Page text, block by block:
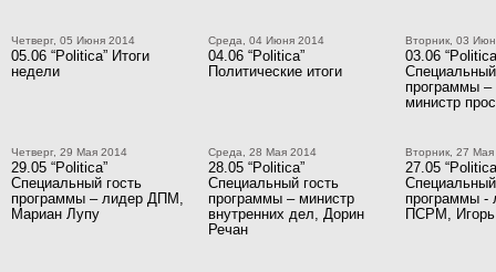
Четверг, 05 Июня 2014
05.06 “Politica” Итоги
недели
Среда, 04 Июня 2014
04.06 “Politica”
Политические итоги
Вторник, 03
03.06
Специальный
программы
министр
Четверг, 29 Мая 2014
29.05 “Politica”
Специальный гость
программы – лидер ДПМ,
Мариан Лупу
Среда, 28 Мая 2014
28.05 “Politica”
Специальный гость
программы – министр
внутренних дел, Дорин
Речан
Вторник, 27
27.05
Специальный
программы -
ПСРМ,